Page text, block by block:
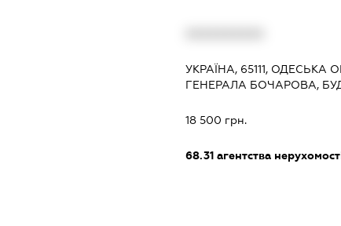
УКРАЇНА, 65111, ОДЕСЬКА
ГЕНЕРАЛА БОЧАРОВА,
18 500 грн.
68.31 агентства